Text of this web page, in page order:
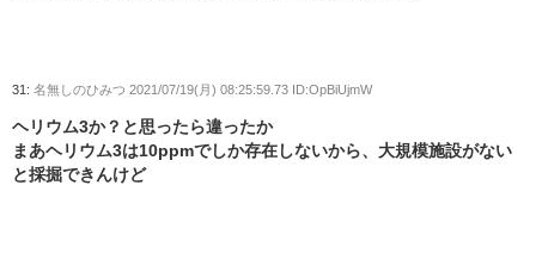
31: 名無しのひみつ 2021/07/19(月) 08:25:59.73 ID:OpBiUjmW
ヘリウム3か？と思ったら違ったか
まあヘリウム3は10ppmでしか存在しないから、大規模施設がない
と採掘できんけど